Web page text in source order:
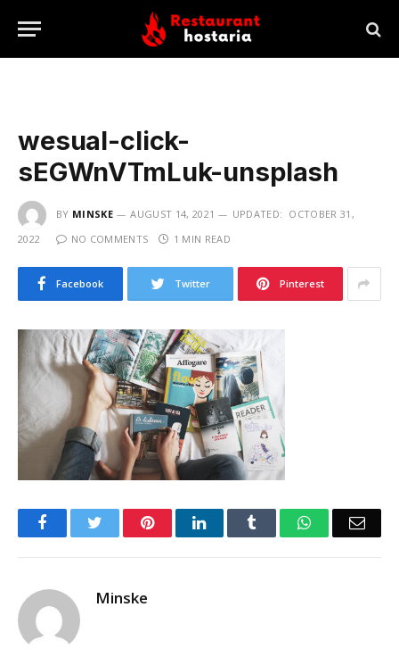
wesual-click-
sEGWnVTmLuk-unsplash
BY MINSKE AUGUST 14, 2021 UPDATED: OCTOBER 31,
2022
NO COMMENTS 1 MIN READ
Facebook Twitter Pinterest
FacebookTwitter PinterestLinkedIn Tumblr WhatsApp
Minske